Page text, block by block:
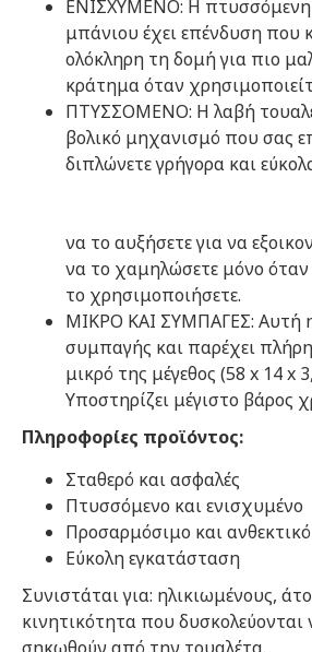
ΕΝΙΣΧΥΜΕΝΟ: Η
μπάνιου έχει επένδυση που
ολόκληρη τη δομή για πιο
κράτημα όταν
ΠΤΥΣΣΟΜΕΝΟ: Η λαβή
βολικό μηχανισμό που σας
διπλώνετε γρήγορα και
να το αυξήσετε για να
να το χαμηλώσετε μόνο όταν
το χρησιμοποιήσετε.
ΜΙΚΡΟ ΚΑΙ ΣΥΜΠΑΓΕΣ: Αυτή
συμπαγής και παρέχει
μικρό της μέγεθος (58 x 14 x
Υποστηρίζει μέγιστο βάρος
Πληροφορίες προϊόντος:
Σταθερό και ασφαλές
Πτυσσόμενο και ενισχυμένο
Προσαρμόσιμο και ανθεκτικό
Εύκολη εγκατάσταση
Συνιστάται για: ηλικιωμένους,
κινητικότητα που